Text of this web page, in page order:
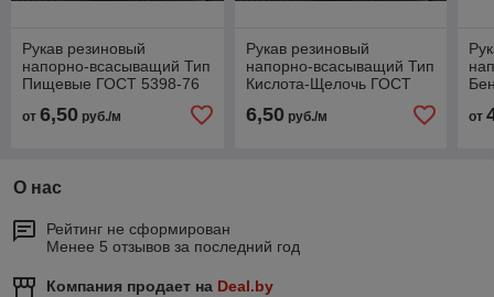
Рукав резиновый
напорно-всасыващий Тип
Пищевые ГОСТ 5398-76
от 6,50 руб./м
Рукав резиновый
напорно-всасыващий Тип
Кислота-Щелочь ГОСТ
6,50руб./м от
О нас
Рейтинг не сформирован
Менее 5 отзывов за последний год
Компания продает на Deal.by